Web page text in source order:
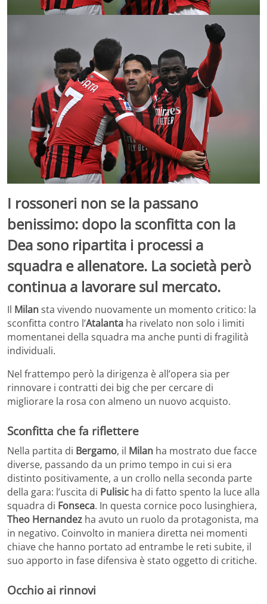
I rossoneri non se la passano
benissimo: dopo la sconfitta con la
Dea sono ripartita i processi a
squadra e allenatore. La società però
continua a lavorare sul mercato.
Il Milansta vivendo nuovamente un momento critico: la
sconfitta contro l’Atalanta ha rivelato non solo i limiti
momentanei della squadra ma anche punti di fragilità
individuali.
Nel frattempo però la dirigenza è all’opera sia per
rinnovare i contratti dei big che per cercare di
migliorare la rosa con almeno un nuovo acquisto.
Sconfitta che fa riflettere
Nella partita di Bergamo, il Milan ha mostrato due facce
diverse, passando da un primo tempo in cui si era
distinto positivamente, a un crollo nella seconda parte
della gara: l’uscita di Pulisic ha di fatto spento la luce alla
squadra di Fonseca. In questa cornice poco lusinghiera,
Theo Hernandez ha avuto un ruolo da protagonista, ma
in negativo. Coinvolto in maniera diretta nei momenti
chiave che hanno portato ad entrambe le reti subite, il
suo apporto in fase difensiva è stato oggetto di critiche.
Occhio ai rinnovi